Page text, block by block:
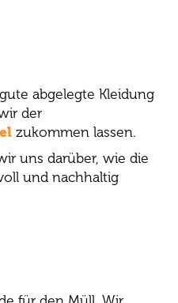
abgelegte Kleidung
der
zukommen lassen.
uns darüber, wie die
und nachhaltig